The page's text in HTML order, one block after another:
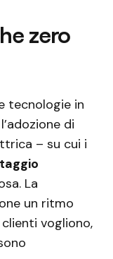
zero
tecnologie in
di
– su cui i
La
un ritmo
vogliono,